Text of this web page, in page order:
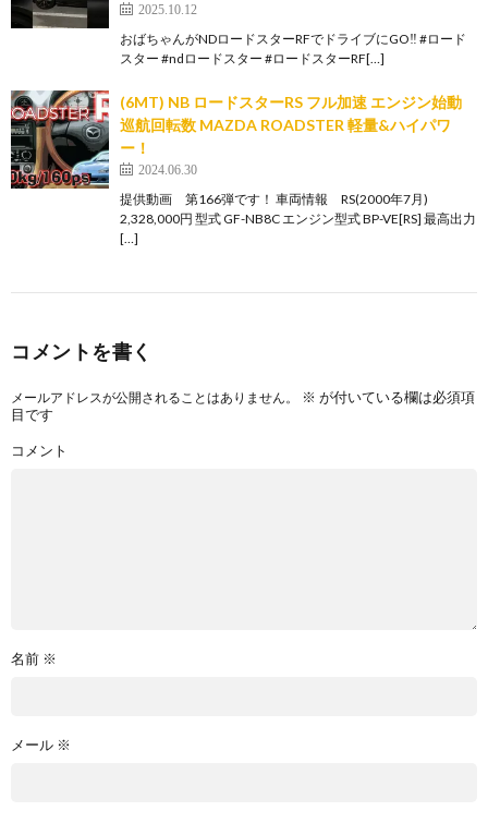
2025.10.12
おばちゃんがNDロードスターRFでドライブにGO‼︎ #ロード
スター #ndロードスター #ロードスターRF[…]
(6MT) NB ロードスターRS フル加速 エンジン始動
巡航回転数 MAZDA ROADSTER 軽量&ハイパワ
ー！
2024.06.30
提供動画 第166弾です！ 車両情報 RS(2000年7月)
2,328,000円 型式 GF-NB8C エンジン型式 BP-VE[RS] 最高出力
[…]
コメントを書く
メールアドレスが公開されることはありません。 ※ が付いている欄は必須項
目です
コメント
名前 ※
メール ※